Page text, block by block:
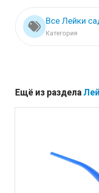
Все Лейки
Категория
Ещё из раздела